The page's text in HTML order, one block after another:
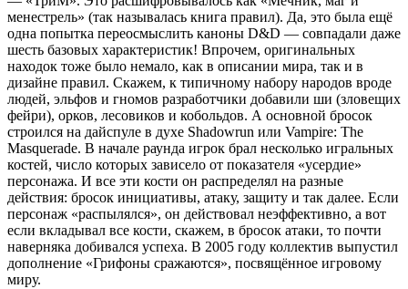
менестрель» (так называлась книга правил). Да, это была ещё
одна попытка переосмыслить каноны D&D — совпадали даже
шесть базовых характеристик! Впрочем, оригинальных
находок тоже было немало, как в описании мира, так и в
дизайне правил. Скажем, к типичному набору народов вроде
людей, эльфов и гномов разработчики добавили ши (зловещих
фейри), орков, лесовиков и кобольдов. А основной бросок
строился на дайспуле в духе Shadowrun или Vampire: The
Masquerade. В начале раунда игрок брал несколько игральных
костей, число которых зависело от показателя «усердие»
персонажа. И все эти кости он распределял на разные
действия: бросок инициативы, атаку, защиту и так далее. Если
персонаж «распылялся», он действовал неэффективно, а вот
если вкладывал все кости, скажем, в бросок атаки, то почти
наверняка добивался успеха. В 2005 году коллектив выпустил
дополнение «Грифоны сражаются», посвящённое игровому
миру.